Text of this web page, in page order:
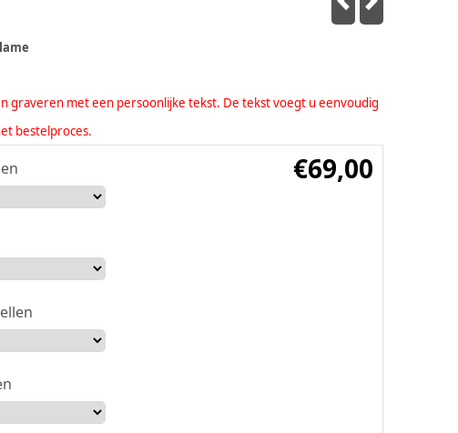
graveren met een persoonlijke tekst. De tekst voegt u eenvoudig
bestelproces.
€69,00